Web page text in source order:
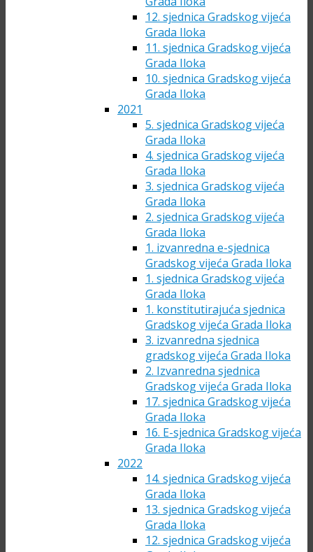
12. sjednica Gradskog vijeća
Grada Iloka
11. sjednica Gradskog vijeća
Grada Iloka
10. sjednica Gradskog vijeća
Grada Iloka
2021
5. sjednica Gradskog vijeća
Grada Iloka
4. sjednica Gradskog vijeća
Grada Iloka
3. sjednica Gradskog vijeća
Grada Iloka
2. sjednica Gradskog vijeća
Grada Iloka
1. izvanredna e-sjednica
Gradskog vijeća Grada Iloka
1. sjednica Gradskog vijeća
Grada Iloka
1. konstitutirajuća sjednica
Gradskog vijeća Grada Iloka
3. izvanredna sjednica
gradskog vijeća Grada Iloka
2. Izvanredna sjednica
Gradskog vijeća Grada Iloka
17. sjednica Gradskog vijeća
Grada Iloka
16. E-sjednica Gradskog vijeća
Grada Iloka
2022
14. sjednica Gradskog vijeća
Grada Iloka
13. sjednica Gradskog vijeća
Grada Iloka
12. sjednica Gradskog vijeća